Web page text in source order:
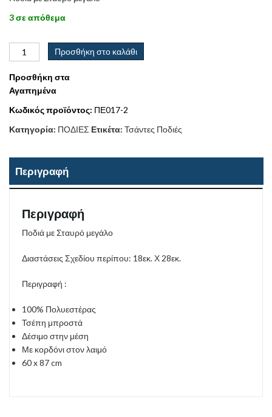
3 σε απόθεμα
Προσθήκη στο καλάθι
Προσθήκη στα
Αγαπημένα
Κωδικός προϊόντος: ΠΕ017-2
Κατηγορία: ΠΟΔΙΕΣ Ετικέτα: Τσάντες Ποδιές
Περιγραφή
Περιγραφή
Ποδιά με Σταυρό μεγάλο
Διαστάσεις Σχεδίου περίπου: 18εκ. Χ 28εκ.
Περιγραφή :
100% Πολυεστέρας
Τσέπη μπροστά
Δέσιμο στην μέση
Με κορδόνι στον λαιμό​
60 x 87 cm